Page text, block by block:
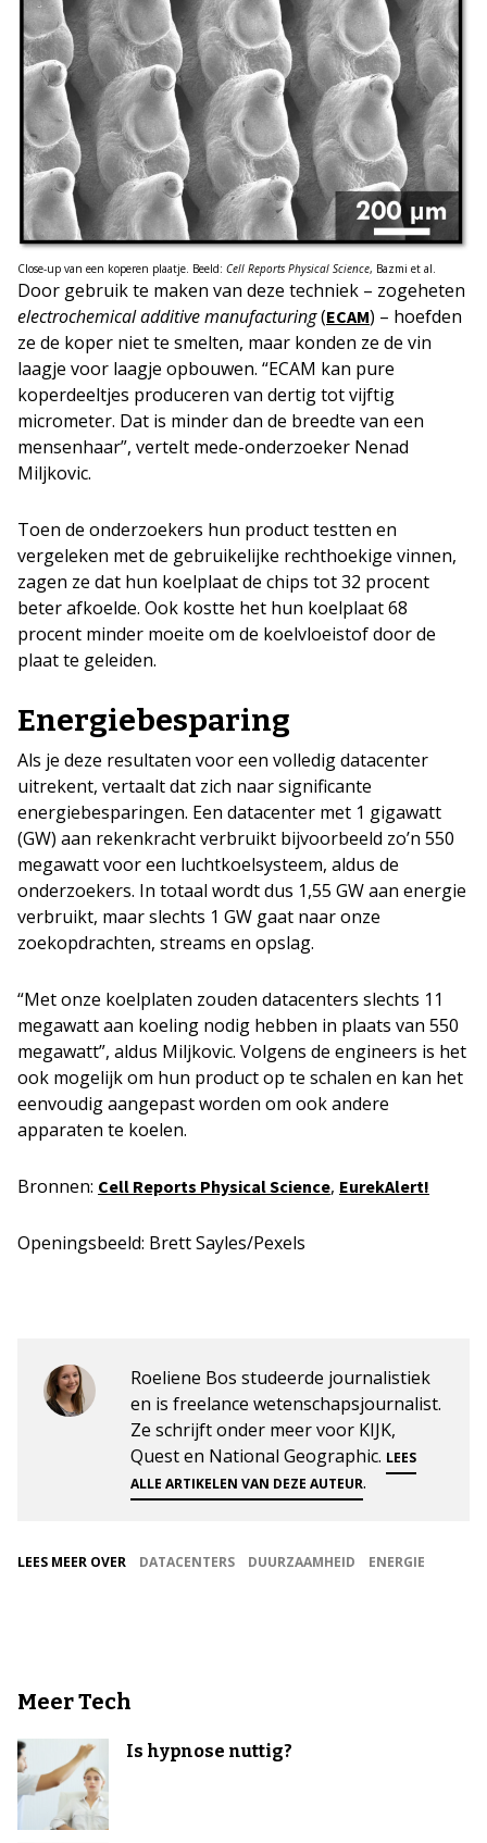
Close-up van een koperen plaatje. Beeld: Cell Reports Physical Science, Bazmi et al.
Door gebruik te maken van deze techniek – zogeheten
electrochemical additive manufacturing(ECAM) – hoefden
ze de koper niet te smelten, maar konden ze de vin
laagje voor laagje opbouwen. “ECAM kan pure
koperdeeltjes produceren van dertig tot vijftig
micrometer. Dat is minder dan de breedte van een
mensenhaar”, vertelt mede-onderzoeker Nenad
Miljkovic.
Toen de onderzoekers hun product testten en
vergeleken met de gebruikelijke rechthoekige vinnen,
zagen ze dat hun koelplaat de chips tot 32 procent
beter afkoelde. Ook kostte het hun koelplaat 68
procent minder moeite om de koelvloeistof door de
plaat te geleiden.
Energiebesparing
Als je deze resultaten voor een volledig datacenter
uitrekent, vertaalt dat zich naar significante
energiebesparingen. Een datacenter met 1 gigawatt
(GW) aan rekenkracht verbruikt bijvoorbeeld zo’n 550
megawatt voor een luchtkoelsysteem, aldus de
onderzoekers. In totaal wordt dus 1,55 GW aan energie
verbruikt, maar slechts 1 GW gaat naar onze
zoekopdrachten, streams en opslag.
“Met onze koelplaten zouden datacenters slechts 11
megawatt aan koeling nodig hebben in plaats van 550
megawatt”, aldus Miljkovic. Volgens de engineers is het
ook mogelijk om hun product op te schalen en kan het
eenvoudig aangepast worden om ook andere
apparaten te koelen.
Bronnen: Cell Reports Physical Science, EurekAlert!
Openingsbeeld: Brett Sayles/Pexels
Roeliene Bos studeerde journalistiek
en is freelance wetenschapsjournalist.
Ze schrijft onder meer voor KIJK,
Quest en National Geographic. LEES
ALLE ARTIKELEN VAN DEZE AUTEUR.
LEES MEER OVER DATACENTERS DUURZAAMHEID ENERGIE
Meer Tech
Is hypnose nuttig?